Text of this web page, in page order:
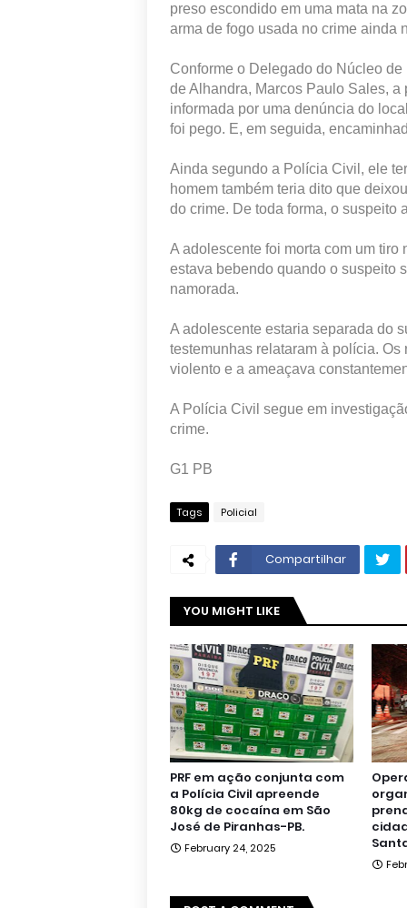
preso escondido em uma mata na
arma de fogo usada no crime ainda
Conforme o Delegado do Núcleo
de Alhandra, Marcos Paulo Sales,
informada por uma denúncia do
foi pego. E, em seguida,
Ainda segundo a Polícia Civil, ele
homem também teria dito que
do crime. De toda forma, o suspeito
A adolescente foi morta com um tiro
estava bebendo quando o suspeito
namorada.
A adolescente estaria separada do
testemunhas relataram à polícia.
violento e a ameaçava
A Polícia Civil segue em
crime.
G1 PB
Tags Policial
Compartilhar
YOU MIGHT LIKE
PRF em ação conjunta com
a Polícia Civil apreende
80kg de cocaína em São
José de Piranhas-PB.
February 24, 2025